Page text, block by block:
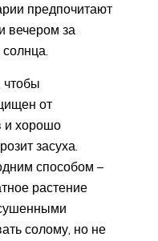
предпочитают
вечером за
чтобы
от
и хорошо
засуха.
способом –
растение
солому, но не